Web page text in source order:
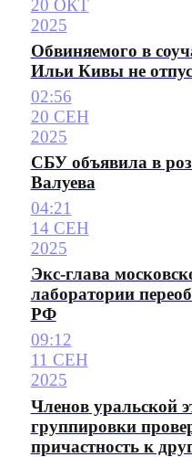
20 ОКТ
2025
Обвиняемого в
Ильи Кивы не
02:56
20 СЕН
2025
СБУ объявила в
Валуева
04:21
14 СЕН
2025
Экс-глава
лаборатории
РФ
09:12
11 СЕН
2025
Членов уральской
группировки
причастность к